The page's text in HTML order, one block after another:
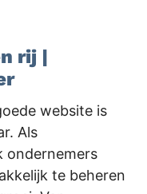
rij |
website is
Als
ondernemers
te beheren